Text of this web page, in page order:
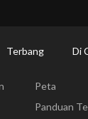
Terbang Di
Peta
Panduan